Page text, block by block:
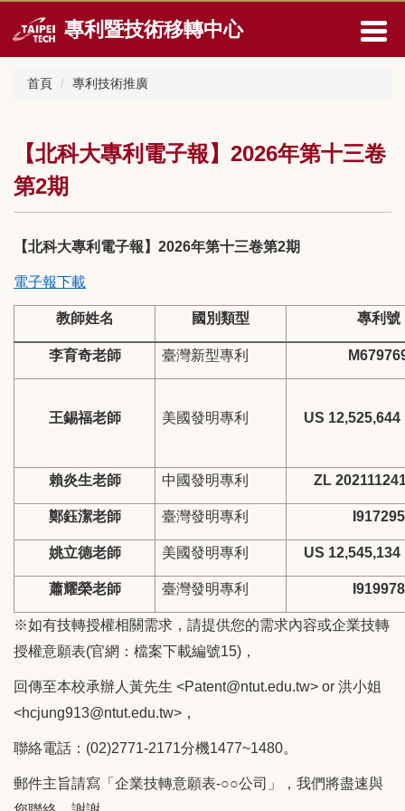
到
專利暨技術移轉中心
首頁 專利技術推廣
【北科大專利電子報】2026年第十三卷
第2期
【北科大專利電子報】2026年第十三卷第2期
電子報下載
教師姓名 國別類型 專利號
李育奇老師 臺灣新型專利
王錫福老師 美國發明專利 US 12,525,644
賴炎生老師 中國發明專利 ZL
鄭鈺潔老師 臺灣發明專利 I917295
姚立德老師 美國發明專利 US 12,545,134
蕭耀榮老師 臺灣發明專利 I919978
※如有技轉授權相關需求，請提供您的需求內容或企業技轉
授權意願表(官網：檔案下載編號15)，
回傳至本校承辦人黃先生 <Patent@ntut.edu.tw> or 洪小姐
<hcjung913@ntut.edu.tw>，
聯絡電話：(02)2771-2171分機1477~1480。
郵件主旨請寫「企業技轉意願表-○○公司」，我們將盡速與